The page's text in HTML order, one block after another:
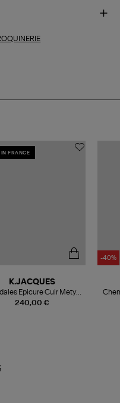
IN FRANCE
240,00 €
K.JACQUES
Epicure Cuir Metyl
Bronze
-40%